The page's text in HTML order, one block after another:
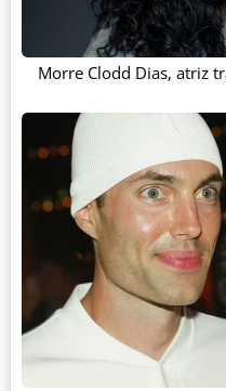
Morre Clodd Dias, atriz